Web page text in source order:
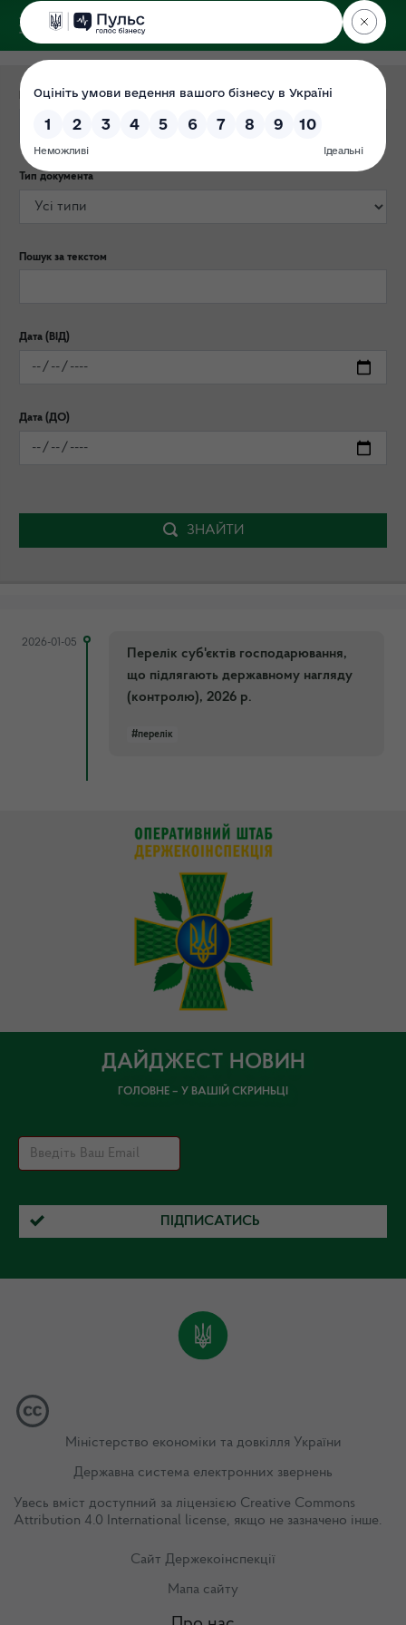
ДЕРЖЕКОІНСПЕКЦІЯ
Поліського округу
Категорія публікації
Тип документа
Пошук за текстом
Дата (ВІД)
Дата (ДО)
ЗНАЙТИ
2026-01-05
Перелік суб'єктів господарювання,
що підлягають державному нагляду
(контролю), 2026 р.
#перелік
ДАЙДЖЕСТ НОВИН
ГОЛОВНЕ – У ВАШІЙ СКРИНЬЦІ
ПІДПИСАТИСЬ
Міністерство економіки та довкілля України
Державна система електронних звернень
Увесь вміст доступний за ліцензією Creative Commons
Attribution 4.0 International license, якщо не зазначено інше.
Сайт Держекоінспекції
Мапа сайту